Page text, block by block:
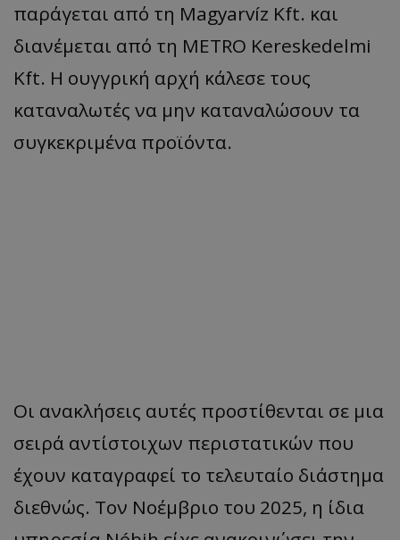
παράγεται από τη Magyarvíz Kft. και
διανέμεται από τη METRO Kereskedelmi
Kft. Η ουγγρική αρχή κάλεσε τους
καταναλωτές να μην καταναλώσουν τα
συγκεκριμένα προϊόντα.
Οι ανακλήσεις αυτές προστίθενται σε μια
σειρά αντίστοιχων περιστατικών που
έχουν καταγραφεί το τελευταίο διάστημα
διεθνώς. Τον Νοέμβριο του 2025, η ίδια